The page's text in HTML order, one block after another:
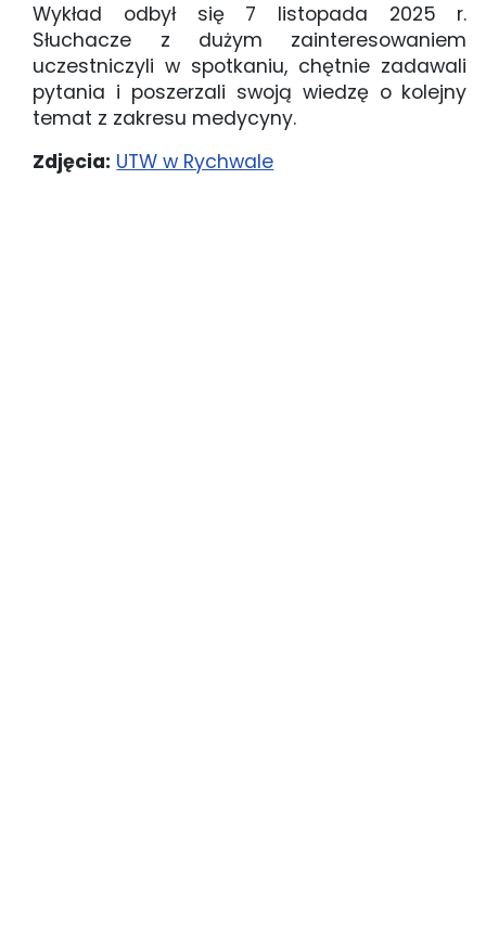
Wykład odbył się 7 listopada 2025 r.
Słuchacze z dużym zainteresowaniem
uczestniczyli w spotkaniu, chętnie zadawali
pytania i poszerzali swoją wiedzę o kolejny
temat z zakresu medycyny.
Zdjęcia: UTW w Rychwale